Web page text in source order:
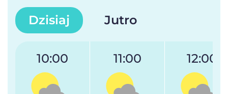
Dzisiaj Jutro
10:00 11:00 12:00